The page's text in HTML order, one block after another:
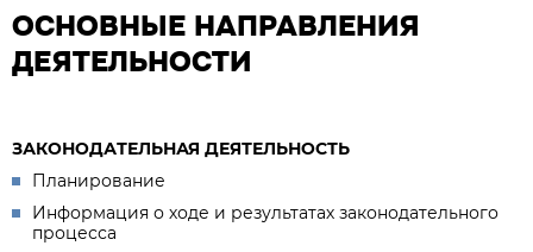
ОСНОВНЫЕ НАПРАВЛЕНИЯ
ДЕЯТЕЛЬНОСТИ
ЗАКОНОДАТЕЛЬНАЯ ДЕЯТЕЛЬНОСТЬ
Планирование
Информация о ходе и результатах законодательного
процесса